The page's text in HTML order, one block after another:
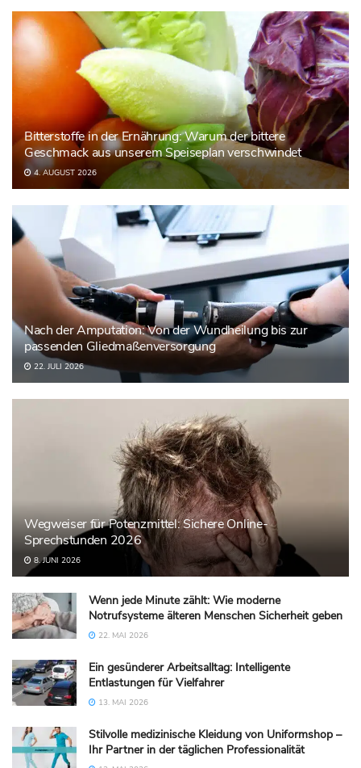
Bitterstoffe in der Ernährung: Warum der bittere
Geschmack aus unserem Speiseplan verschwindet
4. AUGUST 2026
Nach der Amputation: Von der Wundheilung bis zur
passenden Gliedmaßenversorgung
22. JULI 2026
Wegweiser für Potenzmittel: Sichere Online-
Sprechstunden 2026
8. JUNI 2026
Wenn jede Minute zählt: Wie moderne
Notrufsysteme älteren Menschen Sicherheit geben
22. MAI 2026
Ein gesünderer Arbeitsalltag: Intelligente
Entlastungen für Vielfahrer
13. MAI 2026
Stilvolle medizinische Kleidung von Uniformshop –
Ihr Partner in der täglichen Professionalität